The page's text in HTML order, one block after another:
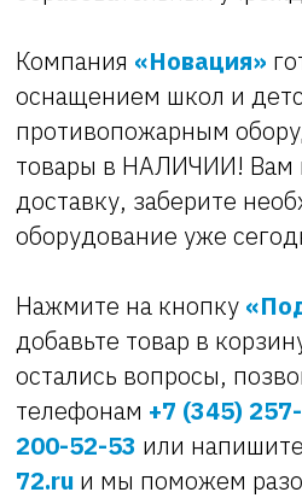
Компания «Новация»
оснащением школ и
противопожарным
товары в НАЛИЧИИ! Вам
доставку, заберите
оборудование уже
Нажмите на кнопку
добавьте товар в
остались вопросы,
телефонам +7 (345)
200-52-53 или
72.ru и мы поможем